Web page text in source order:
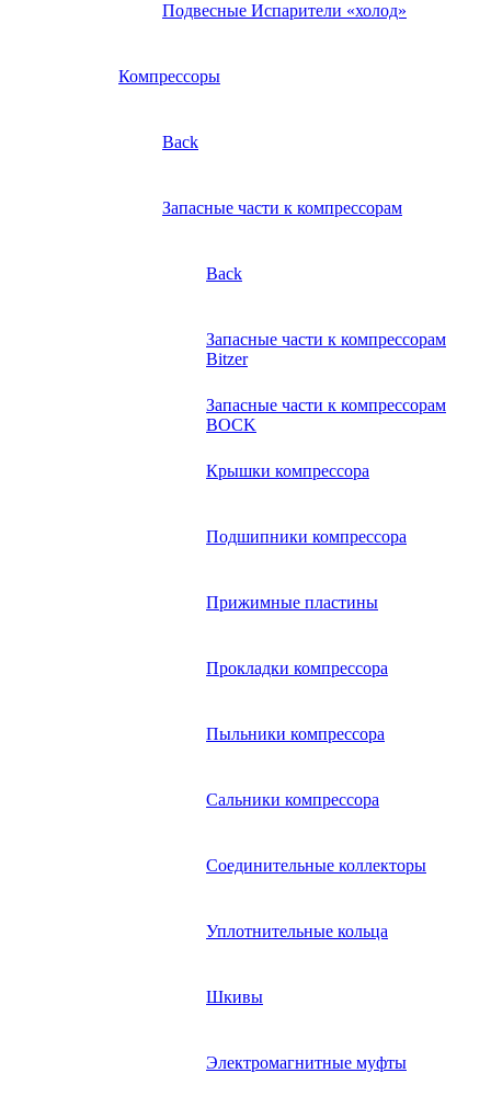
Подвесные Испарители «холод»
Компрессоры
Back
Запасные части к компрессорам
Back
Запасные части к компрессорам
Bitzer
Запасные части к компрессорам
BOCK
Крышки компрессора
Подшипники компрессора
Прижимные пластины
Прокладки компрессора
Пыльники компрессора
Сальники компрессора
Соединительные коллекторы
Уплотнительные кольца
Шкивы
Электромагнитные муфты